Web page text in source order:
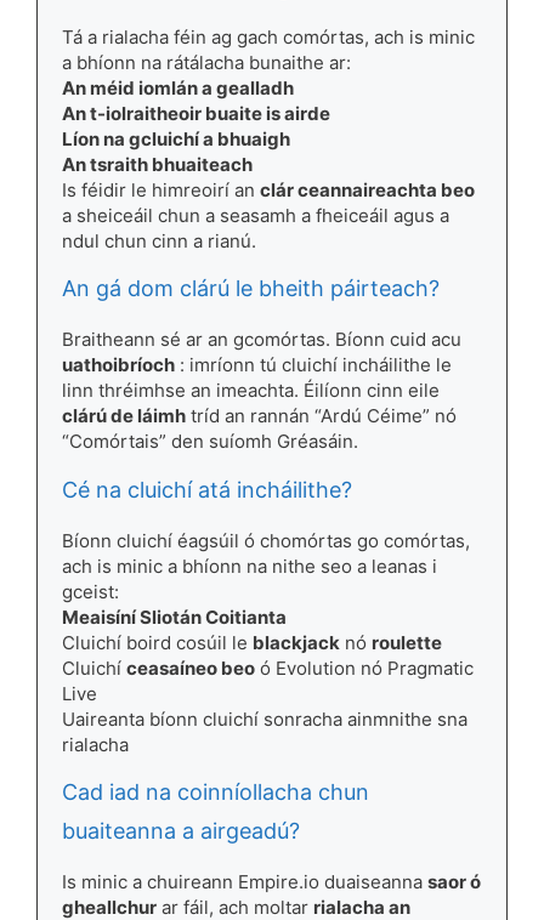
Tá a rialacha féin ag gach comórtas, ach is minic
a bhíonn na rátálacha bunaithe ar:
An méid iomlán a gealladh
An t-iolraitheoir buaite is airde
Líon na gcluichí a bhuaigh
An tsraith bhuaiteach
Is féidir le himreoirí an clár ceannaireachta beo
a sheiceáil chun a seasamh a fheiceáil agus a
ndul chun cinn a rianú.
An gá dom clárú le bheith páirteach?
Braitheann sé ar an gcomórtas. Bíonn cuid acu
uathoibríoch : imríonn tú cluichí incháilithe le
linn thréimhse an imeachta. Éilíonn cinn eile
clárú de láimh tríd an rannán “Ardú Céime” nó
“Comórtais” den suíomh Gréasáin.
Cé na cluichí atá incháilithe?
Bíonn cluichí éagsúil ó chomórtas go comórtas,
ach is minic a bhíonn na nithe seo a leanas i
gceist:
Meaisíní Sliotán Coitianta
Cluichí boird cosúil le blackjack nó roulette
Cluichí ceasaíneo beo ó Evolution nó Pragmatic
Live
Uaireanta bíonn cluichí sonracha ainmnithe sna
rialacha
Cad iad na coinníollacha chun
buaiteanna a airgeadú?
Is minic a chuireann Empire.io duaiseanna saor ó
gheallchur ar fáil, ach moltar rialacha an